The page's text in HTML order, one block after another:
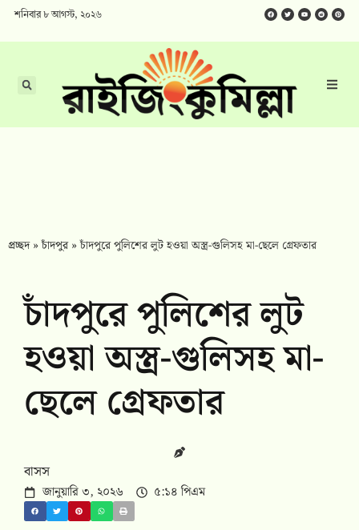
শনিবার ৮ আগস্ট, ২০২৬
প্রচ্ছদ»চাঁদপুর»চাঁদপুরে পুলিশের লুট হওয়া অস্ত্র-গুলিসহ মা-ছেলে গ্রেফতার
চাঁদপুরে পুলিশের লুট
হওয়া অস্ত্র-গুলিসহ মা-
ছেলে গ্রেফতার
বাসস
জানুয়ারি ৩, ২০২৬ ৫:১৪ পিএম